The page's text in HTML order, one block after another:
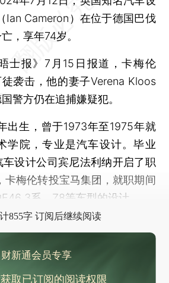
Ian Cameron）在位于德国巴伐
，享年74岁。
报》7月15日报道，卡梅伦
徒袭击，他的妻子Verena Kloos
警方仍在追捕嫌疑犯。
生，曾于1973年至1975年就
学院，专业是汽车设计。毕业
设计公司宾尼法利纳开启了职
卡梅伦转投宝马集团，就职期间
3系、Z8等车型的设计。
855字 订阅后继续阅读
财新通会员专享
取已订阅的阅读权限